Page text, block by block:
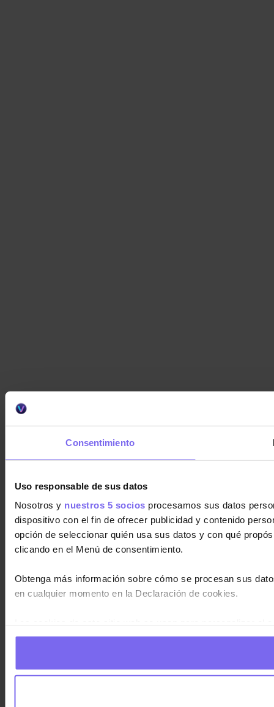
Consentimiento
Uso responsable de sus datos
Nosotros y nuestros 5 socios procesamos sus datos
dispositivo con el fin de ofrecer publicidad y contenido
opción de seleccionar quién usa sus datos y con qué
clicando en el Menú de consentimiento.
Obtenga más información sobre cómo se procesan sus
en cualquier momento en la Declaración de cookies.
información sobre el uso que haga del sitio web con